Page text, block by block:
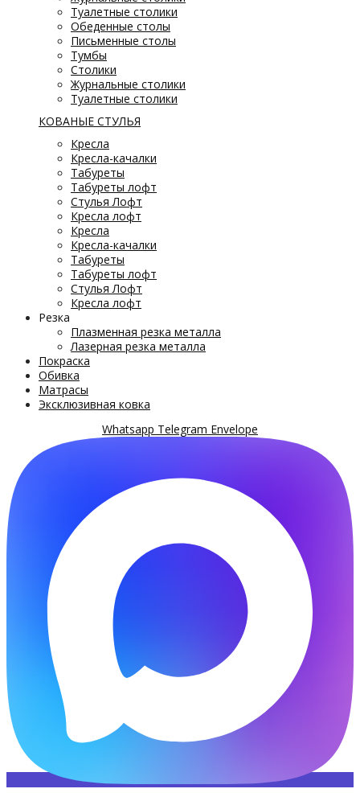
Туалетные столики
Обеденные столы
Письменные столы
Тумбы
Столики
Журнальные столики
Туалетные столики
КОВАНЫЕ СТУЛЬЯ
Кресла
Кресла-качалки
Табуреты
Табуреты лофт
Стулья Лофт
Кресла лофт
Кресла
Кресла-качалки
Табуреты
Табуреты лофт
Стулья Лофт
Кресла лофт
Резка
Плазменная резка металла
Лазерная резка металла
Покраска
Обивка
Матрасы
Эксклюзивная ковка
Whatsapp Telegram Envelope